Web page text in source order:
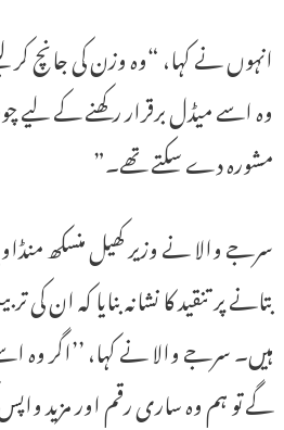
انہوں نے کہا، “وہ وزن کی جانچ کر
وہ اسے میڈل برقرار رکھنے کے لیے
مشورہ دے سکتے تھے۔”
سرجے والا نے وزیر کھیل منسکھ
بتانے پر تنقید کا نشانہ بنایا کہ ان
ہیں۔ سرجے والا نے کہا، ’’اگر
گے تو ہم وہ ساری رقم اور مزید